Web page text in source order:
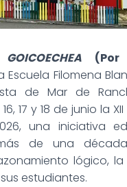
(Por
Escuela Filomena
de Mar de
17 y 18 de junio la
una iniciativa
de una
lógico,
estudiantes.